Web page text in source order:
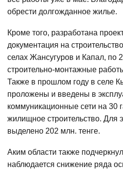
обрести долгожданное жилье.
Кроме того, разработана
документация на
селах Жансугуров и Капал, по
строительно-монтажные
Также в прошлом году в селе
проложены и введены в
коммуникационные сети на 30
жилищное строительство. Для
выделено 202 млн. тенге.
Аким области также
наблюдается снижение ряда